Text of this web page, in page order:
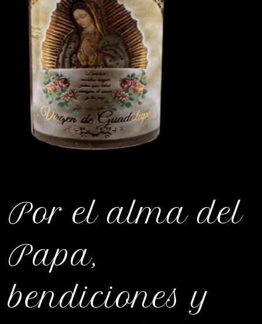
Por el alma del
Papa,
bendiciones y